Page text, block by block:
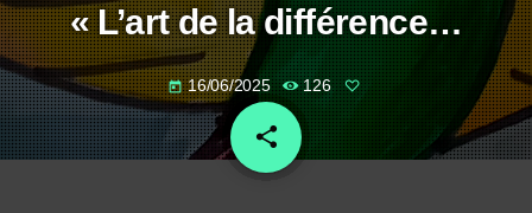
« L’art de la différence…
today 16/06/2025 126
share
email